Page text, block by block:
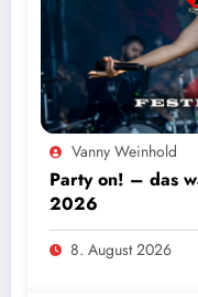
Vanny Weinhold
Party on! – das
2026
8. August 2026